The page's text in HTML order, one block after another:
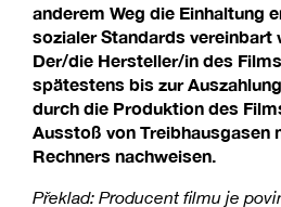
anderem Weg die Einhaltung
sozialer Standards vereinbart
Der/die Hersteller/in des
spätestens bis zur
durch die Produktion des
Ausstoß von Treibhausgasen
Rechners nachweisen.
Překlad: Producent filmu je